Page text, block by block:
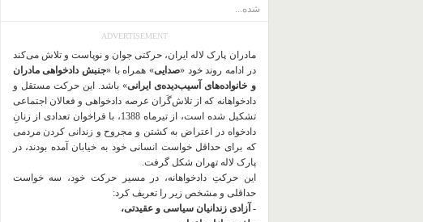
شده...
ADVERTISEMENT
مادران پارک لاله ایران، حرکتی جوان و نوپاست و تلاش می‌کند
در ادامه روند خود «صدایی» همراه با «جنبش دادخواهی مادران
و خانواده‌های آسیب‌دیده‌ی ایرانی» باشد. این حرکت مستقل و
دادخواهانه که از تلاش‌گَران عرصه دادخواهی و فعالان اجتماعی
تشکیل شده است، از تیرماه 1388، با فراخوان تعدادی از زنانِ
دادخواه در اعتراض به کشتن و مجروح و زندانی کردن مردمی
که برای حداقل خواست انسانی خود به خیابان آمده بودند، در
پارک لاله تهران شکل گرفت.
این حرکتِ دادخواهانه، در مسیر حرکت خود، سه خواست
حداقلی و مشخص زیر را تعریف کرد:
- آزادی زندانیان سیاسی و عقیدتی،